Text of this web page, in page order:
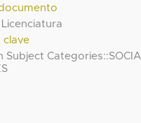
Licenciatura
clave
Subject Categories::SOCIAL